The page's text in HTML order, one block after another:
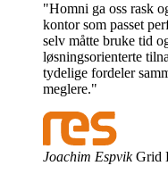
"Homni ga oss rask
kontor som passet
selv måtte bruke tid
løsningsorienterte
tydelige fordeler
meglere."
Joachim Espvik Grid